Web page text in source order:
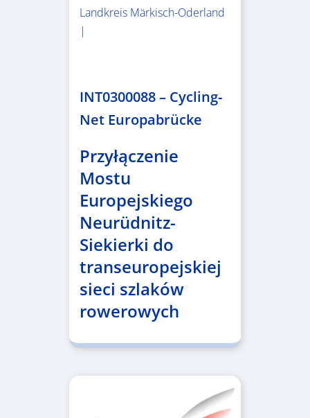
Landkreis Märkisch-Oderland
|
INT0300088 – Cycling-
Net Europabrücke
Przyłączenie
Mostu
Europejskiego
Neurüdnitz-
Siekierki do
transeuropejskiej
sieci szlaków
rowerowych